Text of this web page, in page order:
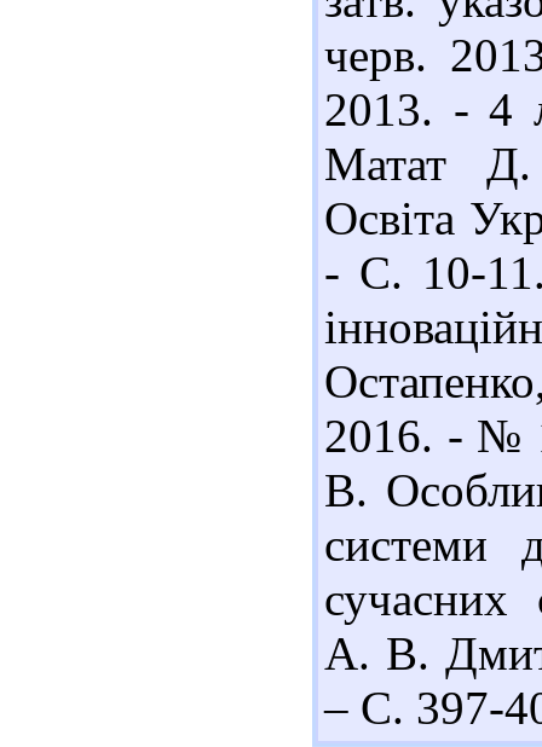
черв.
2013. - 4
Матат
Освіта
- С. 10-
2016. - №
В.
системи
сучасних
А. В.
– С. 397-